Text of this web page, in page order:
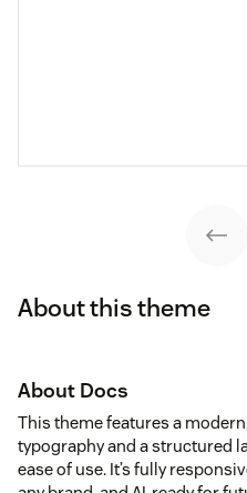
About this theme
About Docs
This theme features a
typography and a structured
ease of use. It’s fully